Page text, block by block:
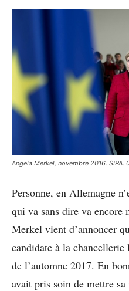
Angela Merkel, novembre 2016. SIPA.
Personne, en Allemagne
qui va sans dire va
Merkel vient d’annoncer
candidate à la
de l’automne 2017. En
avait pris soin de mettre